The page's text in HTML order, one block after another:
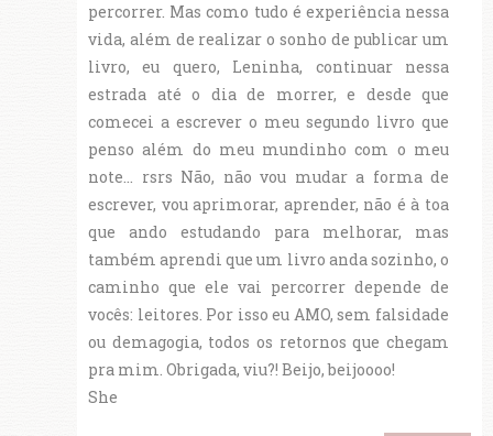
percorrer. Mas como tudo é experiência nessa
vida, além de realizar o sonho de publicar um
livro, eu quero, Leninha, continuar nessa
estrada até o dia de morrer, e desde que
comecei a escrever o meu segundo livro que
penso além do meu mundinho com o meu
note... rsrs Não, não vou mudar a forma de
escrever, vou aprimorar, aprender, não é à toa
que ando estudando para melhorar, mas
também aprendi que um livro anda sozinho, o
caminho que ele vai percorrer depende de
vocês: leitores. Por isso eu AMO, sem falsidade
ou demagogia, todos os retornos que chegam
pra mim. Obrigada, viu?! Beijo, beijoooo!
She